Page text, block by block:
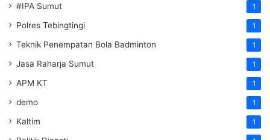
#IPA Sumut 1
Polres Tebingtingi 1
Teknik Penempatan Bola Badminton 1
Jasa Raharja Sumut 1
APM KT 1
demo 1
Kaltim 1